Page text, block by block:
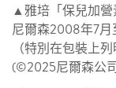
▲雅培「保兒加營
尼爾森2008年7
（特別在包裝上
(©2025尼爾森公